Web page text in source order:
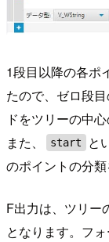
1段目以降の各ポ
たので、ゼロ段目
ドをツリーの中
また、
start と
のポイントの分類
F出力は、ツリー
となります。フ